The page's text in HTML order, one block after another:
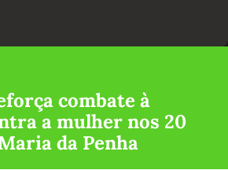
combate à
a mulher nos 20
da Penha